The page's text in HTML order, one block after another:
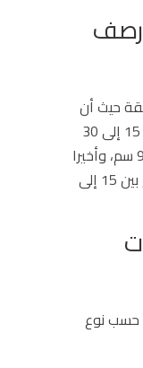
حيث أن
سمك الطبقة الأساسية يتراوح بين 15 إلى 30
سم، والطبقة السطحية من 4 إلى 9 سم، وأخيرا
مع طبقة الأساس المساعد تتراوح بين 15 إلى
حسب نوع